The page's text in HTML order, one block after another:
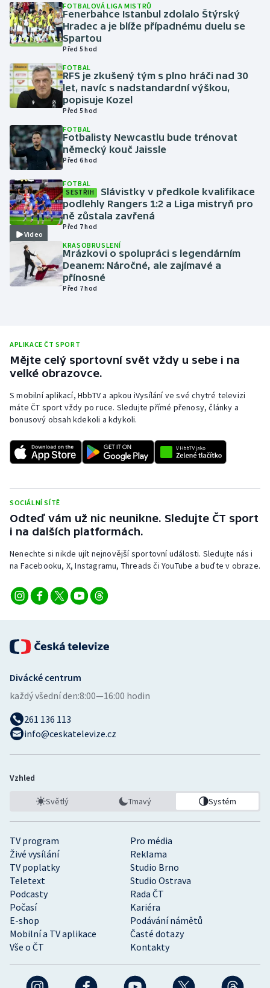
Judo
Krasobruslení
Lezení
Lyže a snowboard
Moderní pětiboj
Motorsport
Olympijské hry
Parasport
Plavání
Plážový volejbal
Rychlobruslení
Rychlostní kanoistika
Short track
Sportovní střelba
Stolní tenis
Veslování
Volejbal
Ostatní
FOTBALOVÁ LIGA MISTRŮ
Fenerbahce Istanbul zdolalo Štýrský
Hradec a je blíže případnému duelu se
Spartou
Před 5 hod
FOTBAL
RFS je zkušený tým s plno hráči nad 30
let, navíc s nadstandardní výškou,
popisuje Kozel
Před 5 hod
FOTBAL
Fotbalisty Newcastlu bude trénovat
německý kouč Jaissle
Před 6 hod
Video
FOTBAL
SESTŘIH
Slávistky v předkole kvalifikace
podlehly Rangers 1:2 a Liga mistryň pro
ně zůstala zavřená
Před 7 hod
KRASOBRUSLENÍ
Mrázkovi o spolupráci s legendárním
Deanem: Náročné, ale zajímavé a
přínosné
Před 7 hod
APLIKACE ČT SPORT
Mějte celý sportovní svět vždy u sebe i na
velké obrazovce.
S mobilní aplikací, HbbTV a apkou iVysílání ve své chytré televizi
máte ČT sport vždy po ruce. Sledujte přímé přenosy, články a
bonusový obsah kdekoli a kdykoli.
SOCIÁLNÍ SÍTĚ
Odteď vám už nic neunikne. Sledujte ČT sport
i na dalších platformách.
Nenechte si nikde ujít nejnovější sportovní události. Sledujte nás i
na Facebooku, X, Instagramu, Threads či YouTube a buďte v obraze.
TV program
Pro média
Živé vysílání
Reklama
TV poplatky
Studio Brno
Teletext
Studio Ostrava
Podcasty
Rada ČT
Počasí
Kariéra
E-shop
Podávání námětů
Mobilní a TV aplikace
Časté dotazy
Vše o ČT
Kontakty
Divácké centrum
každý všední den:8:00—16:00 hodin
261 136 113
info@ceskatelevize.cz
Vzhled
Světlý Tmavý Systém